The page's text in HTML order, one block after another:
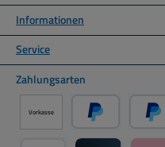
Informationen
Service
Zahlungsarten
Vorkasse
PayPal